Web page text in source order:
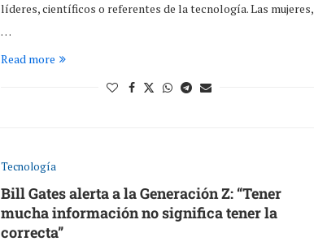
líderes, científicos o referentes de la tecnología. Las mujeres,
…
Read more
Tecnología
Bill Gates alerta a la Generación Z: “Tener
mucha información no significa tener la
correcta”